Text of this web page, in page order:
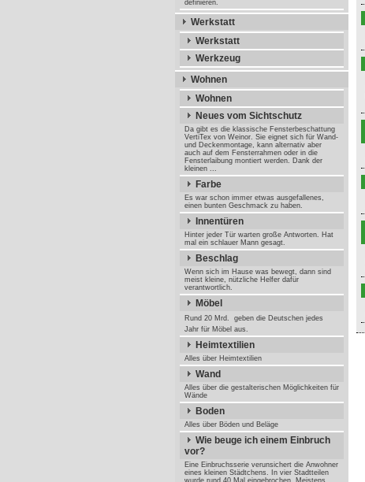
definieren.
Werkstatt
Werkstatt
Werkzeug
Wohnen
Wohnen
Neues vom Sichtschutz
Da gibt es die klassische Fensterbeschattung
VertiTex von Weinor. Sie eignet sich für Wand-
und Deckenmontage, kann alternativ aber
auch auf dem Fensterrahmen oder in die
Fensterlaibung montiert werden. Dank der
kleinen ...
Farbe
Es war schon immer etwas ausgefallenes,
einen bunten Geschmack zu haben.
Innentüren
Hinter jeder Tür warten große Antworten. Hat
mal ein schlauer Mann gesagt.
Beschlag
Wenn sich im Hause was bewegt, dann sind
meist kleine, nützliche Helfer dafür
verantwortlich.
Möbel
Rund 20 Mrd.  geben die Deutschen jedes
Jahr für Möbel aus.
Heimtextilien
Alles über Heimtextilien
Wand
Alles über die gestalterischen Möglichkeiten für
Wände
Boden
Alles über Böden und Beläge
Wie beuge ich einem Einbruch
vor?
Eine Einbruchsserie verunsichert die Anwohner
eines kleinen Städtchens. In vier Stadtteilen
wurde rund 40 Mal eingebrochen. Meistens